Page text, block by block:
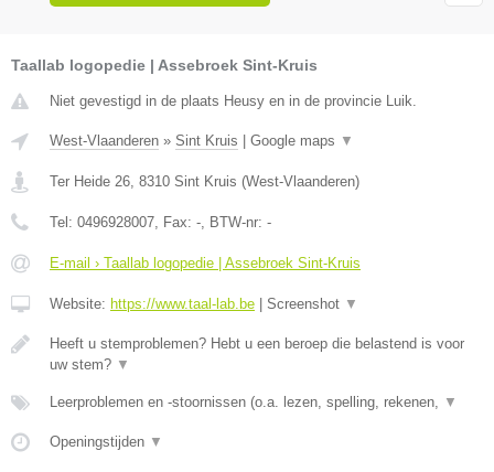
Taallab logopedie | Assebroek Sint-Kruis
Niet gevestigd in de plaats Heusy en in de provincie Luik.
West-Vlaanderen » Sint Kruis | Google maps ▼
Ter Heide 26 8310 Sint Kruis (West-Vlaanderen)
Tel: 0496928007 , Fax: - , BTW-nr: -
E-mail › Taallab logopedie | Assebroek Sint-Kruis
Website: https://www.taal-lab.be | Screenshot ▼
Heeft u stemproblemen? Hebt u een beroep die belastend is voor
uw stem? ▼
Leerproblemen en -stoornissen (o.a. lezen, spelling, rekenen, ▼
Openingstijden ▼